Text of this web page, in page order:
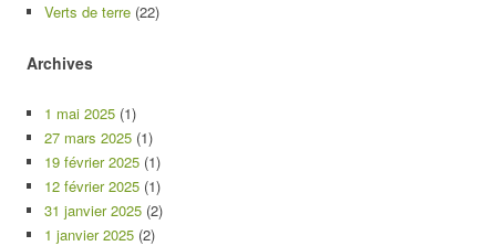
Verts de terre (22)
Archives
1 mai 2025 (1)
27 mars 2025 (1)
19 février 2025 (1)
12 février 2025 (1)
31 janvier 2025 (2)
1 janvier 2025 (2)